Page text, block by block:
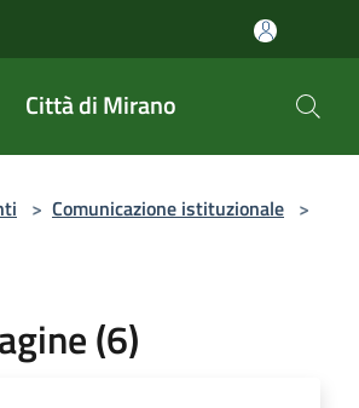
Città di Mirano
> Comunicazione istituzionale >
(6)